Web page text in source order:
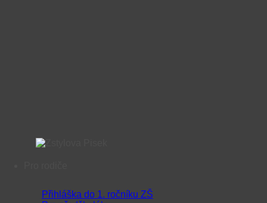
Přihláška do 1. ročníku ZŠ